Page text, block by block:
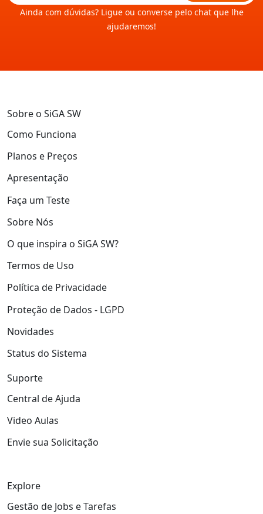
Ainda com dúvidas? Ligue ou converse pelo chat que lhe
ajudaremos!
Sobre o SiGA SW
Como Funciona
Planos e Preços
Apresentação
Faça um Teste
Sobre Nós
O que inspira o SiGA SW?
Termos de Uso
Política de Privacidade
Proteção de Dados - LGPD
Novidades
Status do Sistema
Suporte
Central de Ajuda
Video Aulas
Envie sua Solicitação
Explore
Gestão de Jobs e Tarefas